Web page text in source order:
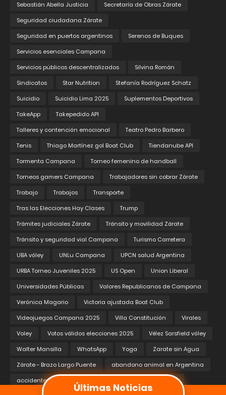
Últimas Noticias
Sebastián Abella Justicia
Secretaría de Obras Zárate
Seguridad ciudadana Zárate
Seguridad en puertos argentinos
Serenos de Buques
Servicios esenciales Campana
Servicios públicos descentralizados
Silvina Román
Sindicatos
Star Nutrition
Stefanía Rodríguez Schatz
Suicidio
Suicidio Lima 2025
Suplementos Deportivos
TakeApp
Takepedido API
Talleres y contención emocional
Teatro Pedro Barbero
Tenis
Thiago Martínez gol Boat Club
Tiendanube API
Tormenta Campana
Torneo femenino de handball
Torneos gamers Campana
Trabajadores sin cobrar Zárate
Trabajo
Trabajos
Transporte
Tras las Elecciones Hay Clases
Trump
Trámites judiciales Zárate
Tránsito y movilidad Zárate
Tránsito y seguridad vial Campana
Turismo Carretera
UBA vóley
UNLu Campana
UPCN salud Argentina
URBA Torneo Juveniles 2025
US Open
Union Liberal
Universidades Públicas
Valores Republicanos de Campana
Verónica Magario
Victoria ajustada Boat Club
Videojuegos Campana 2025
Villa Constitución
Virales
Voley
Votos válidos elecciones 2025
Vélez Sarsfield vóley
Walter Mansilla
WhatsApp Yoga
Zarate sin Agua
Zárate - Brazo Largo Puente
abandono animal en Argentina
accidente Av. Mitre Zárate
accidente kayak Paraná